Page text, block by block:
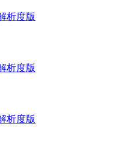
析度版
析度版
析度版